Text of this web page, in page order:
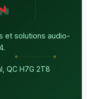
et solutions audio-
QC H7G 2T8